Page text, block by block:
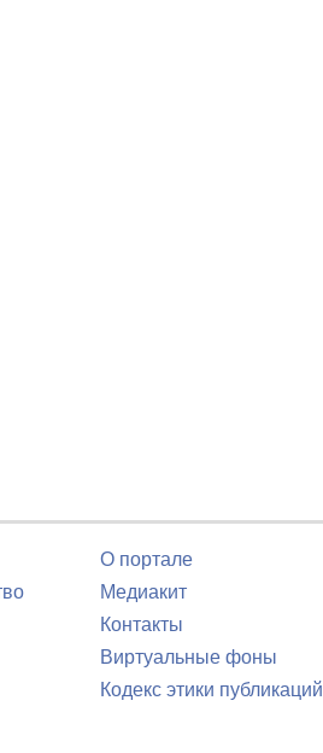
О портале
Медиакит
Контакты
Виртуальные фоны
Кодекс этики публикаций